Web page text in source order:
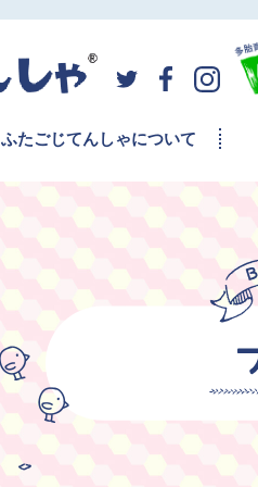
ふたごじてんしゃについて